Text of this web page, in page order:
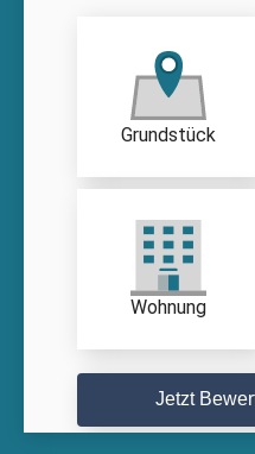
Grundstück
Wohnung
Jetzt